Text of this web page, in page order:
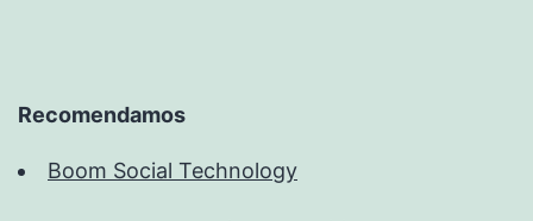
Recomendamos
Boom Social Technology